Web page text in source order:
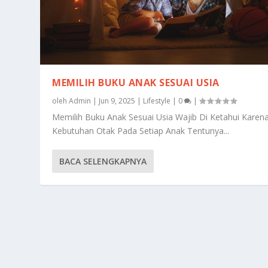
MEMILIH BUKU ANAK SESUAI USIA
olehAdmin | Jun 9, 2025 | Lifestyle | 0 |
Memilih Buku Anak Sesuai Usia Wajib Di Ketahui
Kebutuhan Otak Pada Setiap Anak Tentunya...
BACA SELENGKAPNYA